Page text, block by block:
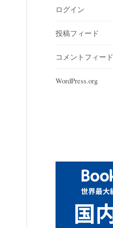
ログイン
投稿フィード
コメントフィード
WordPress.org